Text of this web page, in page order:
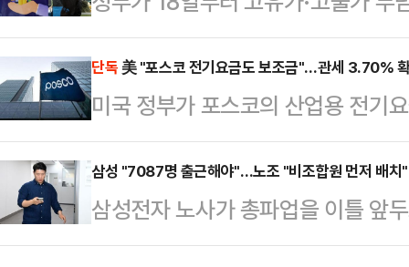
권 발동 가능성도 언급하고 있다.
션·반도체)부문…
니티 등에 따르면 해당 자료는 45
로벌 인수합병(M&A), 인공지능
양한 미래 사업 영역에 대입해 환
작한다.중동 전쟁에 따른 유가 상승
지원을 확대하겠다는 취지다.17일
2차 지급 대상자는 소득 하위
을 기준으로 정해졌다.외벌이 가
▲2인 가구 14만 원 ▲3인 가구 26
원금을 받는다.지역가입자는 ▲1
가구 …
단독 美 "포스코 전기요금도 보조금"…관세 3.70%
미국 정부가 포스코의 산업용 전기
사실상 ‘보조금’으로 판단하고 상
철강업계가 적용받는 전기요금·탄
있다는 분석이 나온다.19일 철강업
무부는 포스코가 미국으로 수출한
삼성 "7087명 출근해야"…노조 "비조합원 먼저 배치
삼성전자 노사가 총파업을 이틀 앞
이 안전·보안 인력의 평시 수준 유